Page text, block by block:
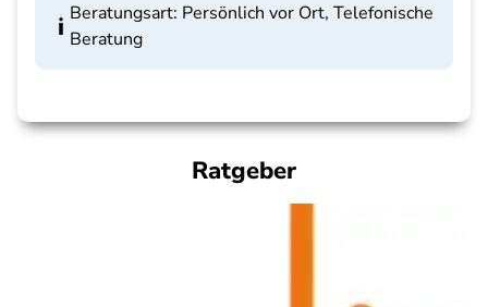
Beratungsart: Persönlich vor Ort, Telefonische
Beratung
Ratgeber